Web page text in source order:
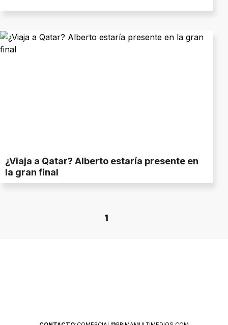
¿Viaja a Qatar? Alberto estaría presente en
la gran final
1